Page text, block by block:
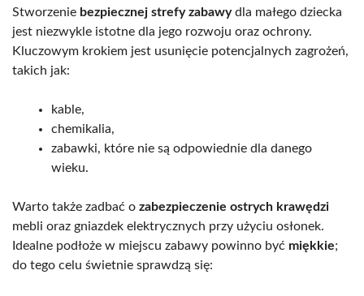
Stworzenie bezpiecznej strefy zabawydla małego dziecka
jest niezwykle istotne dla jego rozwoju oraz ochrony.
Kluczowym krokiem jest usunięcie potencjalnych zagrożeń,
takich jak:
kable,
chemikalia,
zabawki, które nie są odpowiednie dla danego
wieku.
Warto także zadbać o zabezpieczenie ostrych krawędzi
mebli oraz gniazdek elektrycznych przy użyciu osłonek.
Idealne podłoże w miejscu zabawy powinno być miękkie;
do tego celu świetnie sprawdzą się: